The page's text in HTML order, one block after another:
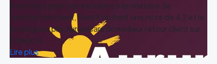
Reconnue pour son excellence en matière de
satisfaction client, RentX obtient une note de 4,7 et le
prestigieux prix AurumCars du meilleur retour client sur
Check24.
Lire plus